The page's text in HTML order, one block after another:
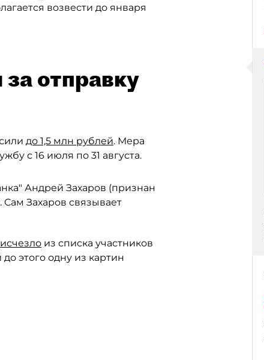
возвести до января
отправку
до 1,5 млн рублей. Мера
с 16 июля по 31 августа.
Андрей Захаров (признан
Сам Захаров связывает
исчезло из списка участников
этого одну из картин